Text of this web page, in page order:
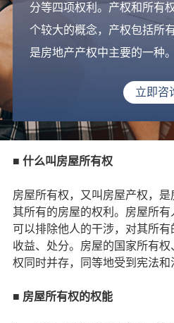
分等四项权利。产权和所有
个较大的概念，产权包括所
是房地产产权中主要的一种。
立即咨
■ 什么叫房屋所有权
房屋所有权，又叫房屋产权，
其所有的房屋的权利。房屋所有
可以排除他人的干涉，对其所有
收益、处分。房屋的国家所有
权同时并存，同等地受到宪法和
■ 房屋所有权的权能